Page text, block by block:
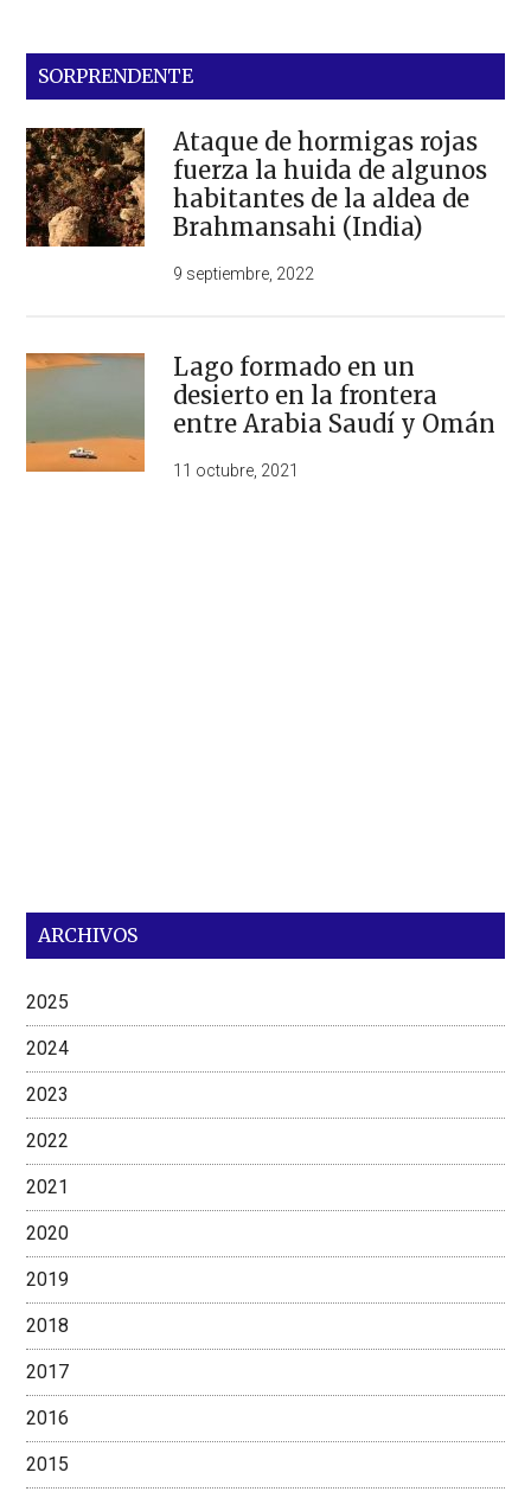
SORPRENDENTE
Ataque de hormigas rojas
fuerza la huida de algunos
habitantes de la aldea de
Brahmansahi (India)
9 septiembre, 2022
Lago formado en un
desierto en la frontera
entre Arabia Saudí y Omán
11 octubre, 2021
ARCHIVOS
2025
2024
2023
2022
2021
2020
2019
2018
2017
2016
2015